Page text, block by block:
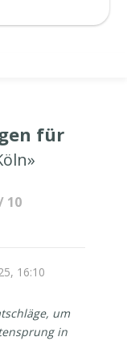
für
10
16:10
um
in